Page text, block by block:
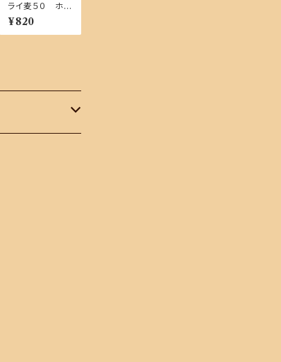
ライ麦５０ ホー
ル【単品商品】
¥820